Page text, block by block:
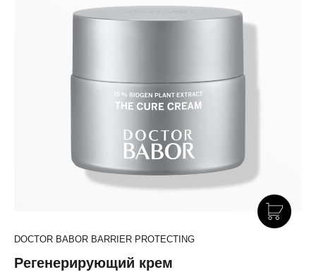
DOCTOR BABOR BARRIER PROTECTING
Регенерирующий крем